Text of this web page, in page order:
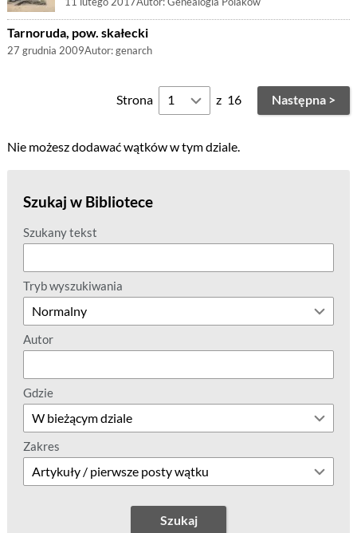
Tarnoruda, pow. skałecki
27 grudnia 2009Autor:genarch
Strona z 16 Następna >
Nie możesz dodawać wątków w tym dziale.
Szukaj w Bibliotece
Szukany tekst
Tryb wyszukiwania
Autor
Gdzie
Zakres
Szukaj